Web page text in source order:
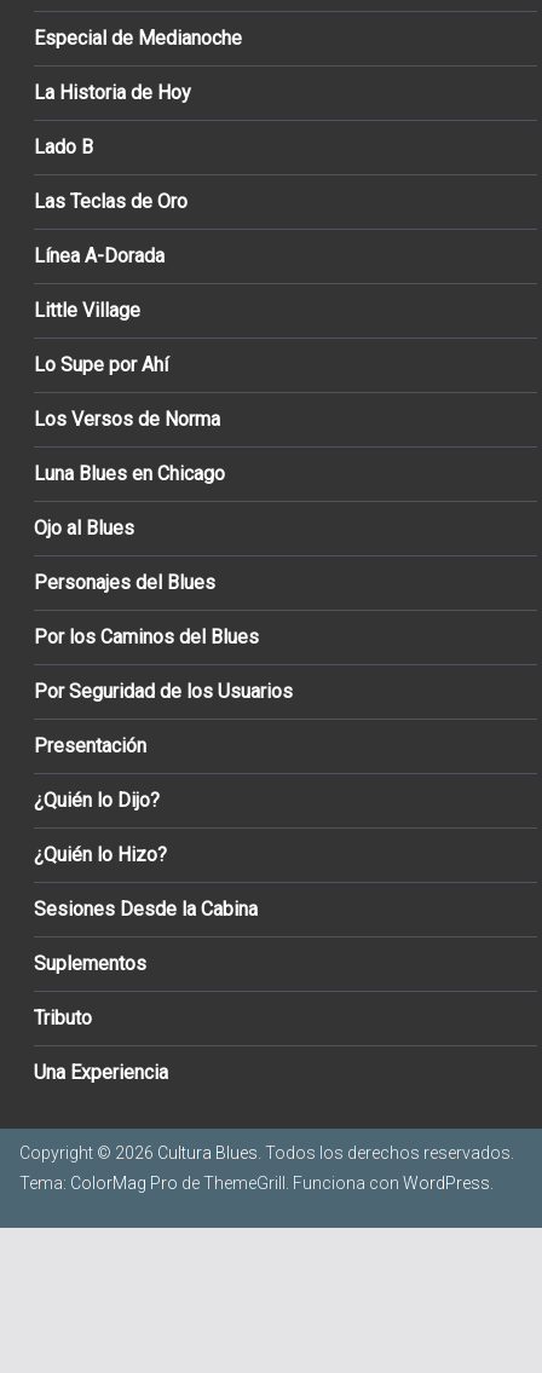
Especial de Medianoche
La Historia de Hoy
Lado B
Las Teclas de Oro
Línea A-Dorada
Little Village
Lo Supe por Ahí
Los Versos de Norma
Luna Blues en Chicago
Ojo al Blues
Personajes del Blues
Por los Caminos del Blues
Por Seguridad de los Usuarios
Presentación
¿Quién lo Dijo?
¿Quién lo Hizo?
Sesiones Desde la Cabina
Suplementos
Tributo
Una Experiencia
Copyright © 2026 Cultura Blues. Todos los derechos reservados.
Tema: ColorMag Pro de ThemeGrill. Funciona con WordPress.